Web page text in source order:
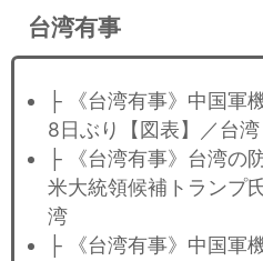
台湾有事
├ 《台湾有事》中国軍
8日ぶり【図表】／台湾
├ 《台湾有事》台湾の
米大統領候補トランプ
湾
├ 《台湾有事》中国軍